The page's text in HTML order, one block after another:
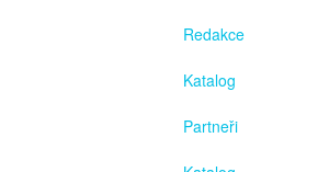
Redakce
Katalog
Partneři